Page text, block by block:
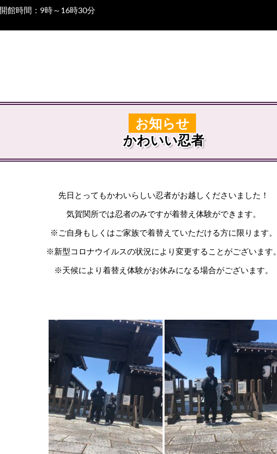
開館時間：9時～16時30分
お知らせ
かわいい忍者
先日とってもかわいらしい忍者がお越しくださいました！
気賀関所では忍者のみですが着替え体験ができます。
※ご自身もしくはご家族で着替えていただける方に限ります。
※新型コロナウイルスの状況により変更することがございます
※天候により着替え体験がお休みになる場合がございます。